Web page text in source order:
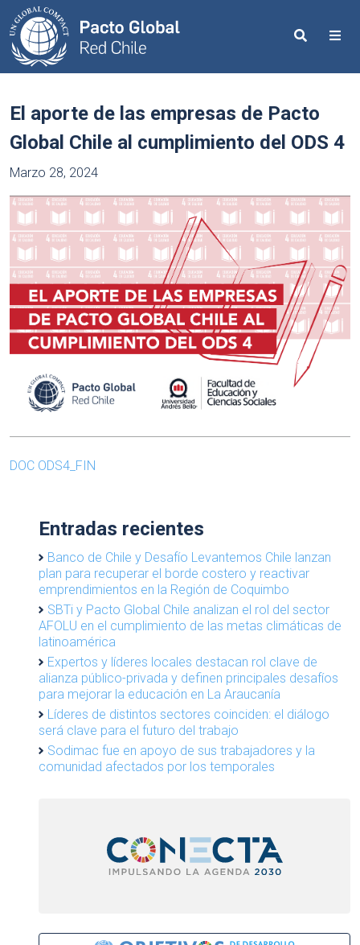
Search
El aporte de las empresas de Pacto
Global Chile al cumplimiento del ODS 4
Marzo 28, 2024
DOC ODS4_FIN
Entradas recientes
Banco de Chile y Desafío Levantemos Chile lanzan
plan para recuperar el borde costero y reactivar
emprendimientos en la Región de Coquimbo
SBTi y Pacto Global Chile analizan el rol del sector
AFOLU en el cumplimiento de las metas climáticas de
latinoamérica
Expertos y líderes locales destacan rol clave de
alianza público-privada y definen principales desafíos
para mejorar la educación en La Araucanía
Líderes de distintos sectores coinciden: el diálogo
será clave para el futuro del trabajo
Sodimac fue en apoyo de sus trabajadores y la
comunidad afectados por los temporales